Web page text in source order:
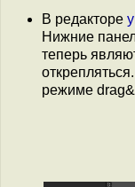
В редакторе
Нижние
теперь
режиме